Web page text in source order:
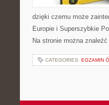
dzięki czemu może
Europie i Superszybkie
Na stronie można
CATEGORIES: EGZAMIN